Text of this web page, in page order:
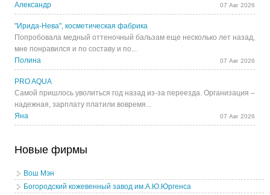
Александр
07 Авг 2026
"Ирида-Нева", косметическая фабрика
Попробовала медный оттеночный бальзам еще несколько лет назад,
мне понравился и по составу и по...
Полина
07 Авг 2026
PRO AQUA
Самой пришлось уволиться год назад из-за переезда. Организация –
надежная, зарплату платили вовремя...
Яна
07 Авг 2026
Новые фирмы
Вош Мэн
Богородский кожевенный завод им.А.Ю.Юргенса